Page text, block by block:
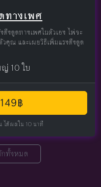
ทางเพศ
งดูดทางเพศในตัวเอง ไพ่จะ
คุณ และเผยวิธีเพิ่มแรงดึงดูด
10 ใบ
฿
ได้ผลใน 10 นาที
กทั้งหมด